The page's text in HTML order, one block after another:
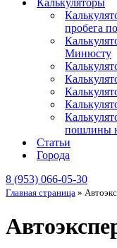
Калькуляторы
пробега
Минюсту
пошлины
Статьи
Города
8 (953) 066-05-30
Главная страница »